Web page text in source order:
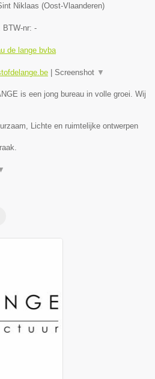
Niklaas (Oost-Vlaanderen)
, BTW-nr: -
de lange bvba
| Screenshot ▼
is een jong bureau in volle groei. Wij
Lichte en ruimtelijke ontwerpen